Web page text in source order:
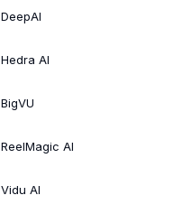
DeepAI
Hedra AI
BigVU
ReelMagic AI
Vidu AI